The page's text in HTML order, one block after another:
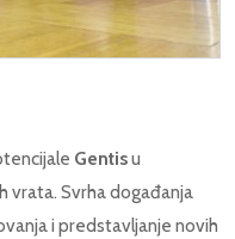
Gentisu
vrata. Svrha događanja
i predstavljanje novih